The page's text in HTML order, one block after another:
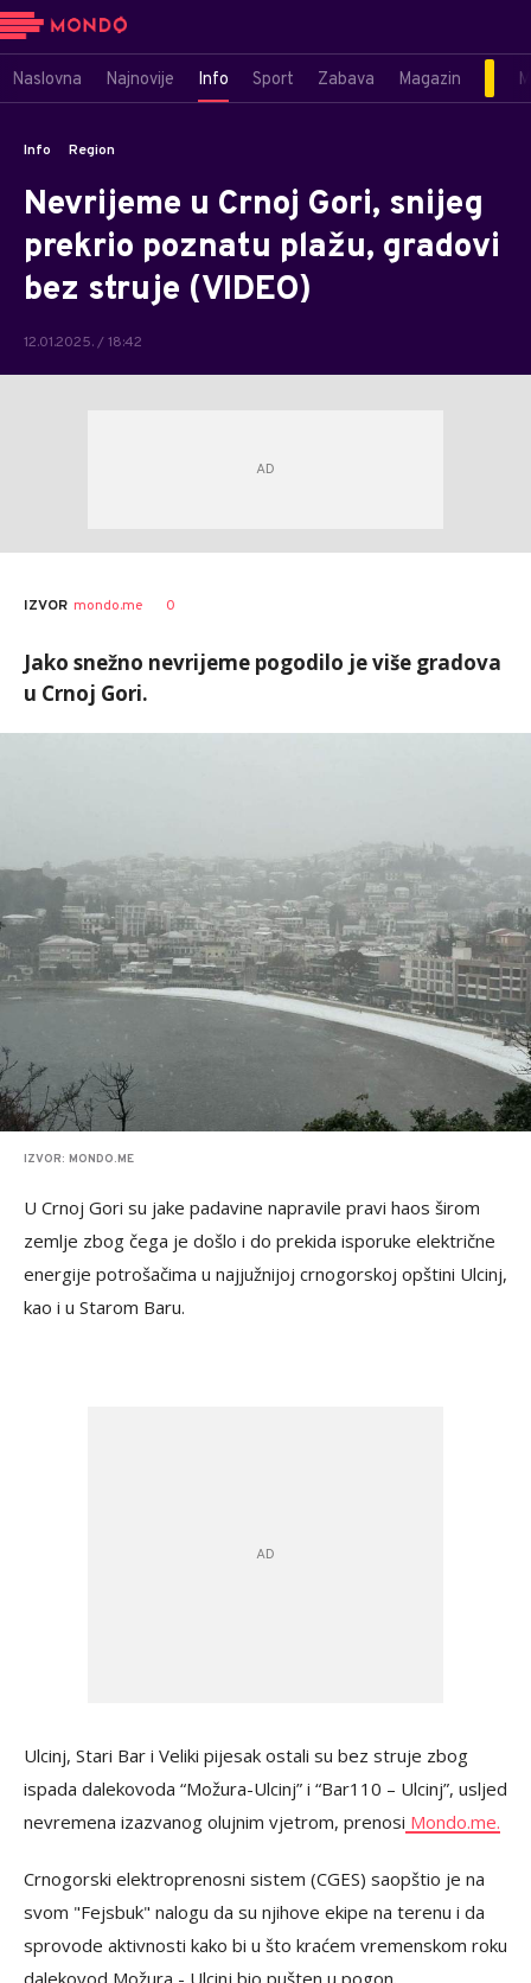
Naslovna Najnovije Info Sport Zabava Magazin
Info Region
Nevrijeme u Crnoj Gori, snijeg
prekrio poznatu plažu, gradovi
bez struje (VIDEO)
12.01.2025. / 18:42
IZVOR mondo.me 0
Jako snežno nevrijeme pogodilo je više gradova
u Crnoj Gori.
IZVOR: MONDO.ME
U Crnoj Gori su jake padavine napravile pravi haos širom
zemlje zbog čega je došlo i do prekida isporuke električne
energije potrošačima u najjužnijoj crnogorskoj opštini Ulcinj,
kao i u Starom Baru.
Ulcinj, Stari Bar i Veliki pijesak ostali su bez struje zbog
ispada dalekovoda “Možura-Ulcinj” i “Bar110 – Ulcinj”, usljed
nevremena izazvanog olujnim vjetrom, prenosi Mondo.me.
Crnogorski elektroprenosni sistem (CGES) saopštio je na
svom "Fejsbuk" nalogu da su njihove ekipe na terenu i da
sprovode aktivnosti kako bi u što kraćem vremenskom roku
dalekovod Možura - Ulcinj bio pušten u pogon.